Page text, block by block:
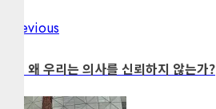
Post
navigation
Previous
37. 왜 우리는 의사를 신뢰하지 않는가?